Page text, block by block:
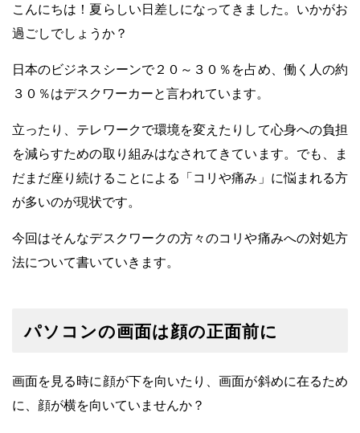
こんにちは！夏らしい日差しになってきました。いかがお
過ごしでしょうか？
日本のビジネスシーンで２０～３０％を占め、働く人の約
３０％はデスクワーカーと言われています。
立ったり、テレワークで環境を変えたりして心身への負担
を減らすための取り組みはなされてきています。 でも、ま
だまだ座り続けることによる「コリや痛み」に悩まれる方
が多いのが現状です。
今回はそんなデスクワークの方々のコリや痛みへの対処方
法について書いていきます。
パソコンの画面は顔の正面前に
画面を見る時に顔が下を向いたり、画面が斜めに在るため
に、顔が横を向いていませんか？